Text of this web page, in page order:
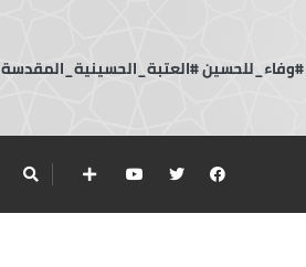
#وفاء_للحسين #العتبة_الحسينية_المقدسة